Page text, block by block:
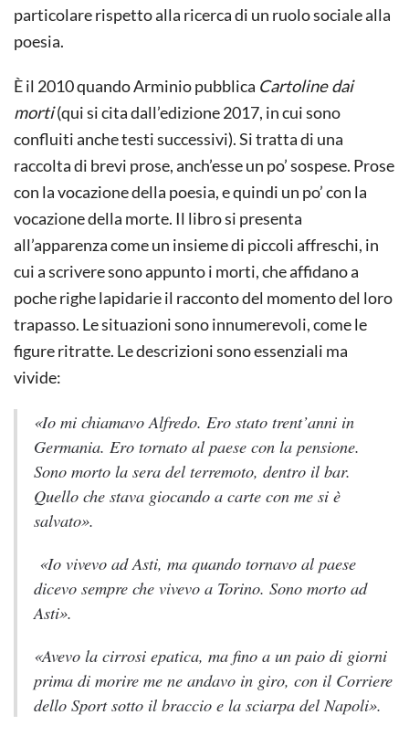
particolare rispetto alla ricerca di un ruolo sociale alla
poesia.
È il 2010 quando Arminio pubblica Cartoline dai
morti(qui si cita dall’edizione 2017, in cui sono
confluiti anche testi successivi). Si tratta di una
raccolta di brevi prose, anch’esse un po’ sospese. Prose
con la vocazione della poesia, e quindi un po’ con la
vocazione della morte. Il libro si presenta
all’apparenza come un insieme di piccoli affreschi, in
cui a scrivere sono appunto i morti, che affidano a
poche righe lapidarie il racconto del momento del loro
trapasso. Le situazioni sono innumerevoli, come le
figure ritratte. Le descrizioni sono essenziali ma
vivide:
«Io mi chiamavo Alfredo. Ero stato trent’anni in
Germania. Ero tornato al paese con la pensione.
Sono morto la sera del terremoto, dentro il bar.
Quello che stava giocando a carte con me si è
salvato».
«Io vivevo ad Asti, ma quando tornavo al paese
dicevo sempre che vivevo a Torino. Sono morto ad
Asti».
«Avevo la cirrosi epatica, ma fino a un paio di giorni
prima di morire me ne andavo in giro, con il Corriere
dello Sportsotto il braccio e la sciarpa del Napoli».